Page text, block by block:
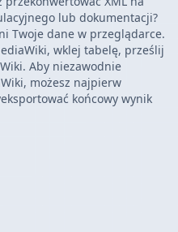
lub dokumentacji?
Twoje dane w przeglądarce.
wklej tabelę, prześlij
Aby niezawodnie
możesz najpierw
końcowy wynik